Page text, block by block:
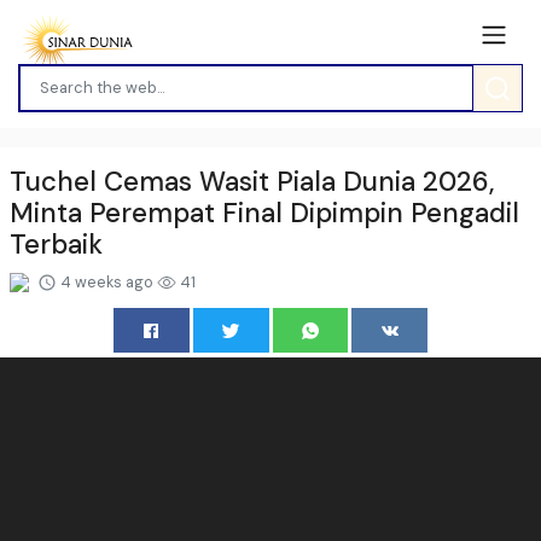
Tuchel Cemas Wasit Piala Dunia 2026,
Minta Perempat Final Dipimpin Pengadil
Terbaik
4 weeks ago 41